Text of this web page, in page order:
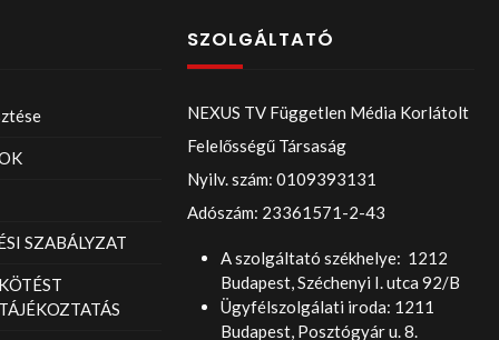
SZABÁLYZAT
SZOLGÁLTATÓ
NEXUS TV Független Média Korlátolt
Felelősségű Társaság
Nyilv. szám: 0109393131
Adószám: 23361571-2-43
A szolgáltató székhelye: 1212
Budapest, Széchenyi I. utca 92/B
Ügyfélszolgálati iroda: 1211
Budapest, Posztógyár u. 8.